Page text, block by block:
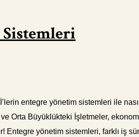
entegre yönetim sistemleri ile
Orta Büyüklükteki İşletmeler,
Entegre yönetim sistemleri, farklı iş